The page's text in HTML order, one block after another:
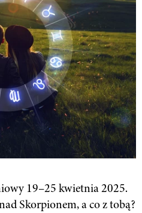
19–25 kwietnia 2025.
Skorpionem, a co z tobą?